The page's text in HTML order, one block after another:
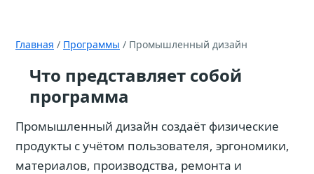
Главная / Программы / Промышленный дизайн
Что представляет собой
программа
Промышленный дизайн создаёт физические
продукты с учётом пользователя, эргономики,
материалов, производства, ремонта и